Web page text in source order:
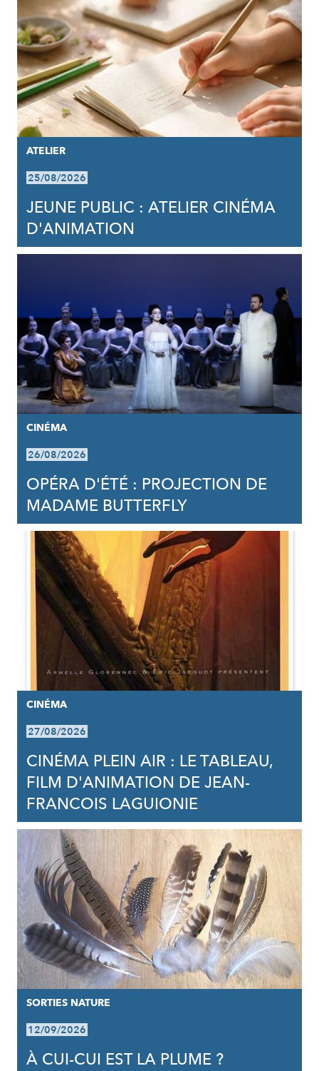
ATELIER
25/08/2026
JEUNE PUBLIC : ATELIER CINÉMA
D'ANIMATION
CINÉMA
26/08/2026
OPÉRA D'ÉTÉ : PROJECTION DE
MADAME BUTTERFLY
CINÉMA
27/08/2026
CINÉMA PLEIN AIR : LE TABLEAU,
FILM D'ANIMATION DE JEAN-
FRANCOIS LAGUIONIE
SORTIES NATURE
12/09/2026
À CUI-CUI EST LA PLUME ?